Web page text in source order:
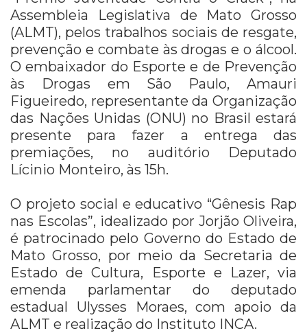
Assembleia Legislativa de Mato Grosso
(ALMT), pelos trabalhos sociais de resgate,
prevenção e combate às drogas e o álcool.
O embaixador do Esporte e de Prevenção
às Drogas em São Paulo, Amauri
Figueiredo, representante da Organização
das Nações Unidas (ONU) no Brasil estará
presente para fazer a entrega das
premiações, no auditório Deputado
Lícinio Monteiro, às 15h.
O projeto social e educativo “Gênesis Rap
nas Escolas”, idealizado por Jorjão Oliveira,
é patrocinado pelo Governo do Estado de
Mato Grosso, por meio da Secretaria de
Estado de Cultura, Esporte e Lazer, via
emenda parlamentar do deputado
estadual Ulysses Moraes, com apoio da
ALMT e realização do Instituto INCA.